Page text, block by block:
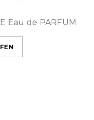
Eau de PARFUM